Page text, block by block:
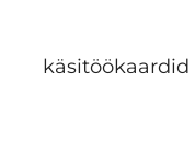
käsitöökaardid